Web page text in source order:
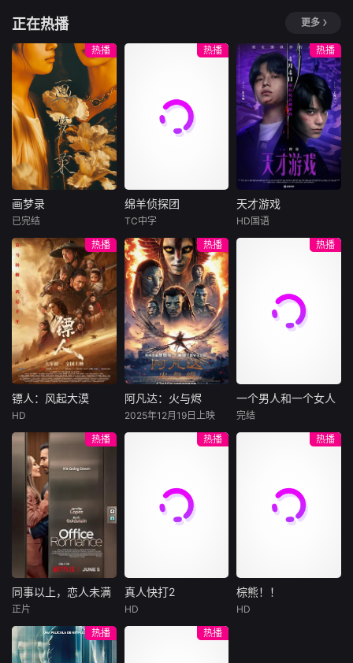
此展开。
亮相。全片满载震
撼壮观的影像画
面，记录了多项科
学界首次发现的动
物行为，堪称有史
以来制作规模最宏
大的野生动物纪录
片之一。
刷布道词，两人结
下深厚友谊。富兰
克林在交往中逐渐
关注民众的精神觉
醒，怀特菲尔德的
布道也悄然影响着
殖民地民众对自由
的认知，两人的互
动与合作，正改变
着北美殖民地的精
神面貌。
暂无简介
35岁的埃莉莎已入
并无明显动机。她
声称对这起罪行几
乎毫无记忆，仿佛
帷幕。但当她决定
与犯罪学家阿拉维
会面并参与其研究
后，在
安妮是一家疗养度
假村的老板，向来
对人处处设防。当
她遇见那位名叫奇
克斯的脱俗女子
后，原本被牢牢掌
控的生活，开始以
一种最治愈的方式
分崩离析。
正在热播 更多
热播
画梦录
林柏叡
民国的上海滩，身
怀绝技的孤女画师
许雁真，意外与身
陷危局的融汇银行
总账姜心羽产生交
集。姜心羽遭人陷
害，只得与许雁真
结盟，彼时银行欲
将国宝名画低价卖
给外国人，许雁真
仿造名画、偷天换
日。几经波折，两
人联手在各方势力
的夹缝间巧妙周
旋，共历险阻，破
解重重困境。
画梦录
已完结
热播
绵羊侦探团
尼可拉斯·博朗
尼古拉斯·加利齐纳
牧羊人乔治
（休·杰克曼饰）最
爱给羊群读侦探小
说，没想到自己有
一天会离奇死亡。
他留下的3000万
巨额遗产，让每个
人貌似都有犯罪动
机。警察毫无头绪
“不务正业”迈出牧
绵羊侦探团
TC中字
热播
天才游戏
饰），被偏执富家
公子陈伦（丁禹兮
饰）选中，被迫踏
表、神秘女友全部
备齐，在陈伦的精
瞬间拥有顶配人
天才游戏
HD国语
热播
镖人：风起大漠
于适
大漠之上，镖人、
官府、西域五大家
族等多方势力盘根
错节、暗潮涌动。
“天字第二号逃犯”
刀马接下特殊押镖
任务，和同伴一起
从西域护镖远赴长
安。不料，他们的
护送对象竟是“天字
郎……天下熙熙皆
为利来，各方势力
镖人：风起大漠
HD
热播
阿凡达：火与烬
与奈蒂莉一家的命
运起伏，在前作的
情感余波之上，深
连的情感纽带的历
程，从而将故事推
维度。此外，潘多
阿凡达：火与烬
2025年12月19日上映
热播
一个男人和一个女人
饰）飞机同时落
地，入住同一家酒
店，成为一墙之隔
陷入的困境，健
康、家庭、婚姻、
一个男人和一个女人
完结
热播
同事以上，恋人未满
布雷特·戈德斯坦
贝蒂·吉尔平
同事以上，恋人未满
正片
热播
真人快打2
真人快打2
HD
热播
棕熊！！
棕熊！！
HD
热播
热播